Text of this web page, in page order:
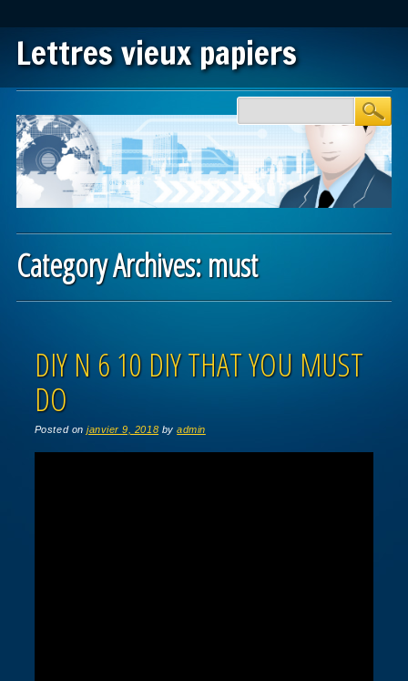
Lettres vieux papiers
Main menu
Category Archives:must
DIY N 6 10 DIY THAT YOU MUST
DO
Posted onjanvier 9, 2018 byadmin